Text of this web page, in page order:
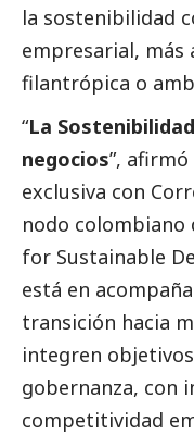
la sostenibilidad
empresarial, más
filantrópica o
“La
negocios”,
exclusiva con
nodo colombiano
for Sustainable
está en
transición hacia
integren
gobernanza, con
competitividad